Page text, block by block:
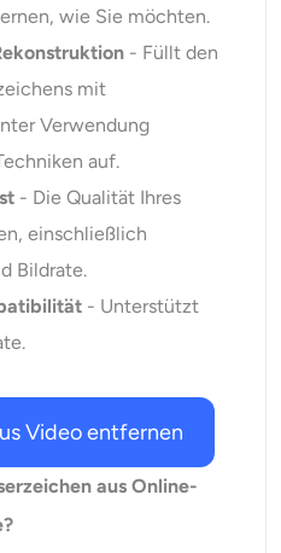
wie Sie möchten.
- Füllt den
mit
Verwendung
auf.
- Die Qualität Ihres
einschließlich
Bildrate.
- Unterstützt
Video entfernen
aus Online-